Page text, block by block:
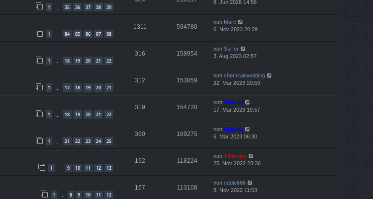
1 35 36 37 38 39
8. Jun 2026 14:56
1 84 85 86 87 88
1311 594780
von Marc
6. Nov 2023 20:29
1 18 19 20 21 22
316 158954
von Surfer
3. Aug 2023 02:57
1 17 18 19 20 21
312 153859
von chemicalwedding
22. Mär 2023 20:59
1 18 19 20 21 22
319 154720
von Chewie
17. Mär 2023 19:57
1 … 21 22 23 24 25
360 169275
von Chewie
6. Mär 2023 06:30
1 … 9 10 11 12 13
192 118224
von Tillmann
25. Nov 2022 23:36
1 … 8 9 10 11 12
167 113108
von eddie666
8. Nov 2022 11:53